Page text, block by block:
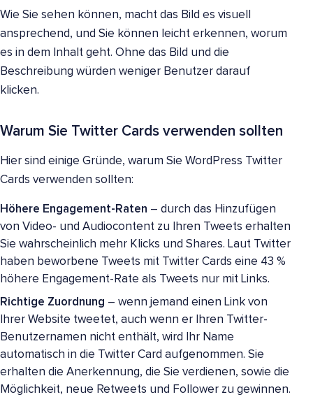
Wie Sie sehen können, macht das Bild es visuell
ansprechend, und Sie können leicht erkennen, worum
es in dem Inhalt geht. Ohne das Bild und die
Beschreibung würden weniger Benutzer darauf
klicken.
Warum Sie Twitter Cards verwenden sollten
Hier sind einige Gründe, warum Sie WordPress Twitter
Cards verwenden sollten:
Höhere Engagement-Raten – durch das Hinzufügen
von Video- und Audiocontent zu Ihren Tweets erhalten
Sie wahrscheinlich mehr Klicks und Shares. Laut Twitter
haben beworbene Tweets mit Twitter Cards eine 43 %
höhere Engagement-Rate als Tweets nur mit Links.
Richtige Zuordnung – wenn jemand einen Link von
Ihrer Website tweetet, auch wenn er Ihren Twitter-
Benutzernamen nicht enthält, wird Ihr Name
automatisch in die Twitter Card aufgenommen. Sie
erhalten die Anerkennung, die Sie verdienen, sowie die
Möglichkeit, neue Retweets und Follower zu gewinnen.